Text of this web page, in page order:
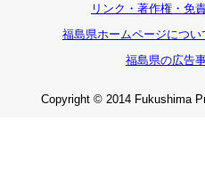
リンク・著作権・免
福島県ホームページについ
福島県の広告
Copyright © 2014 Fukushima